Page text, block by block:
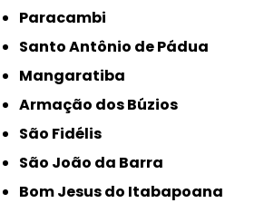
Paracambi
Santo Antônio de Pádua
Mangaratiba
Armação dos Búzios
São Fidélis
São João da Barra
Bom Jesus do Itabapoana